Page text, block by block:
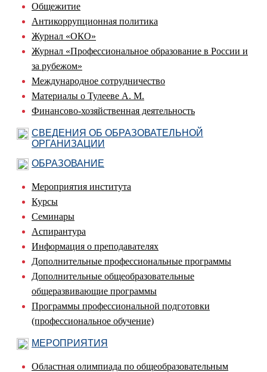
Общежитие
Антикоррупционная политика
Журнал «ОКО»
Журнал «Профессиональное образование в России и
за рубежом»
Международное сотрудничество
Материалы о Тулееве А. М.
Финансово-хозяйственная деятельность
СВЕДЕНИЯ ОБ ОБРАЗОВАТЕЛЬНОЙ
ОРГАНИЗАЦИИ
ОБРАЗОВАНИЕ
Мероприятия института
Курсы
Семинары
Аспирантура
Информация о преподавателях
Дополнительные профессиональные программы
Дополнительные общеобразовательные
общеразвивающие программы
Программы профессиональной подготовки
(профессиональное обучение)
МЕРОПРИЯТИЯ
Областная олимпиада по общеобразовательным